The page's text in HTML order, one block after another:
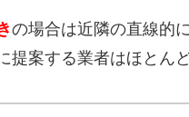
の場合は近隣の直線的
提案する業者はほとん